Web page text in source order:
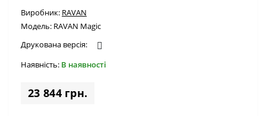
Виробник: RAVAN
Модель: RAVAN Magic
Друкована версія:
Наявність: В наявності
23 844 грн.